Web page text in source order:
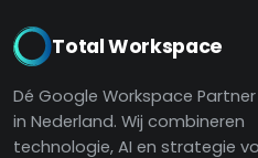
Total Workspace
Dé Google Workspace Partner
in Nederland. Wij combineren
technologie, AI en strategie